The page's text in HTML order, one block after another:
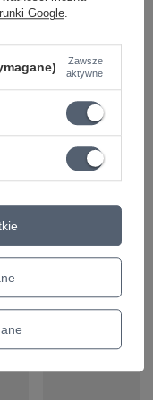
kwotę niż te w naszej
Sp. z
bezpieczeństwa
Google.
Zawsze
aktywne